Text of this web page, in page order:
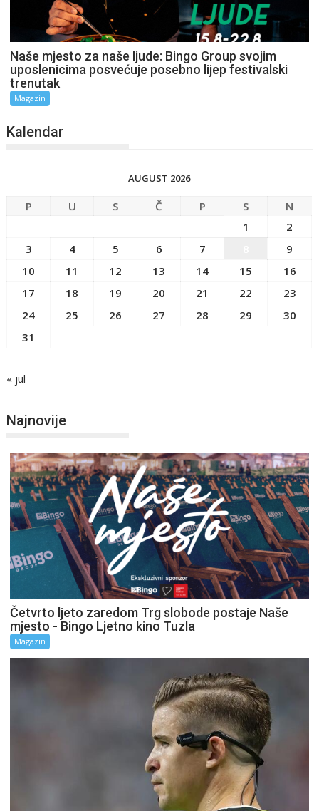
Naše mjesto za naše ljude: Bingo Group svojim
uposlenicima posvećuje posebno lijep festivalski
trenutak
Magazin
Kalendar
AUGUST 2026
P U S Č P S
N
1
2
3
4 5 6 7
9
10
11 12 13 14 15
16
17
18 19 20 21 22
23
24
25 26 27 28 29
30
31
« jul
Najnovije
Četvrto ljeto zaredom Trg slobode postaje Naše
mjesto - Bingo Ljetno kino Tuzla
Magazin